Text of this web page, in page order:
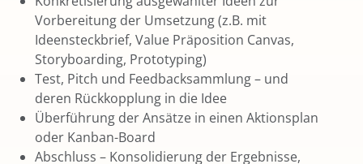
Vorbereitung der Umsetzung (z.B. mit
Ideensteckbrief, Value Präposition Canvas,
Storyboarding, Prototyping)
Test, Pitch und Feedbacksammlung – und
deren Rückkopplung in die Idee
Überführung der Ansätze in einen Aktionsplan
oder Kanban-Board
Abschluss – Konsolidierung der Ergebnisse,